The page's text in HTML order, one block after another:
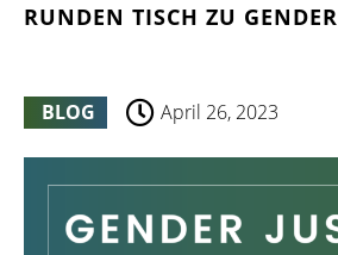
RUNDEN TISCH ZU GENDER
BLOG April 26, 2023